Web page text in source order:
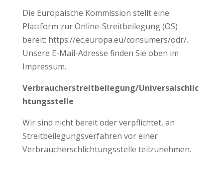
Die Europäische Kommission stellt eine
Plattform zur Online-Streitbeilegung (OS)
bereit: https://ec.europa.eu/consumers/odr/.
Unsere E-Mail-Adresse finden Sie oben im
Impressum.
Verbraucherstreitbeilegung/Universalschlic
htungsstelle
Wir sind nicht bereit oder verpflichtet, an
Streitbeilegungsverfahren vor einer
Verbraucherschlichtungsstelle teilzunehmen.